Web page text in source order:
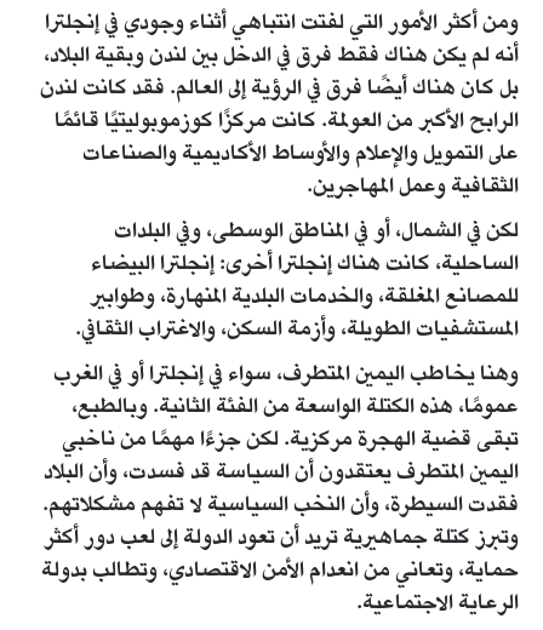
ومن أكثر الأمور التي لفتت انتباهي أثناء وجودي في إنجلترا
أنه لم يكن هناك فقط فرق في الدخل بين لندن وبقية البلاد،
بل كان هناك أيضًا فرق في الرؤية إلى العالم. فقد كانت لندن
الرابح الأكبر من العولمة. كانت مركزًا كوزموبوليتيًا قائمًا
على التمويل والإعلام والأوساط الأكاديمية والصناعات
الثقافية وعمل المهاجرين.
لكن في الشمال، أو في المناطق الوسطى، وفي البلدات
الساحلية، كانت هناك إنجلترا أخرى: إنجلترا البيضاء
للمصانع المغلقة، والخدمات البلدية المنهارة، وطوابير
المستشفيات الطويلة، وأزمة السكن، والاغتراب الثقافي.
وهنا يخاطب اليمين المتطرف، سواء في إنجلترا أو في الغرب
عمومًا، هذه الكتلة الواسعة من الفئة الثانية. وبالطبع،
تبقى قضية الهجرة مركزية. لكن جزءًا مهمًا من ناخبي
اليمين المتطرف يعتقدون أن السياسة قد فسدت، وأن البلاد
فقدت السيطرة، وأن النخب السياسية لا تفهم مشكلاتهم.
وتبرز كتلة جماهيرية تريد أن تعود الدولة إلى لعب دور أكثر
حماية، وتعاني من انعدام الأمن الاقتصادي، وتطالب بدولة
الرعاية الاجتماعية.